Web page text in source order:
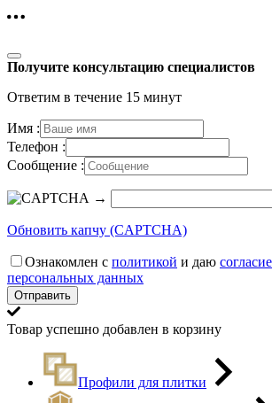
Получите консультацию специалистов
Ответим в течение 15 минут
Имя :
Телефон :
Сообщение :
→
Обновить капчу (CAPTCHA)
Ознакомлен с политикой и даю
персональных данных
Товар успешно добавлен в корзину
Профили для плитки